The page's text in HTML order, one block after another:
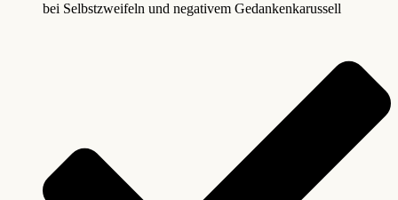
bei Selbstzweifeln und negativem Gedankenkarussell